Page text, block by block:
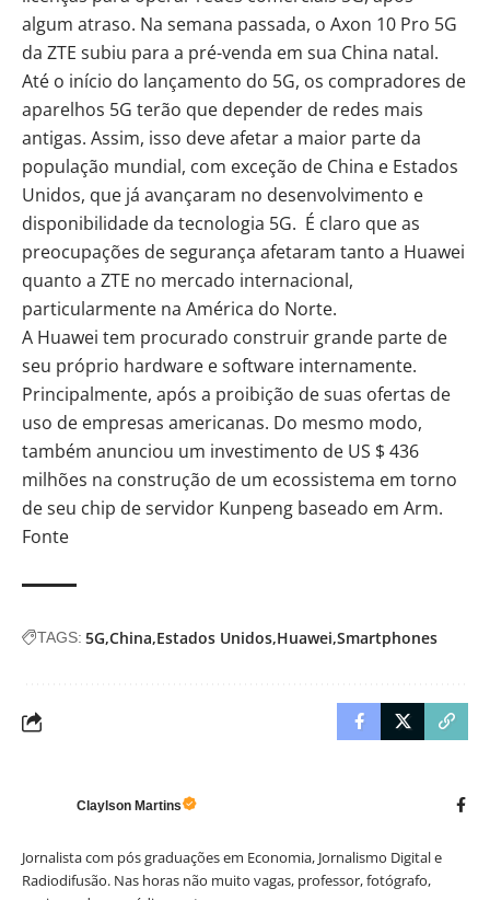
algum atraso. Na semana passada, o Axon 10 Pro 5G
da ZTE subiu para a pré-venda em sua China natal.
Até o início do lançamento do 5G, os compradores de
aparelhos 5G terão que depender de redes mais
antigas. Assim, isso deve afetar a maior parte da
população mundial, com exceção de China e Estados
Unidos, que já avançaram no desenvolvimento e
disponibilidade da tecnologia 5G. É claro que as
preocupações de segurança afetaram tanto a Huawei
quanto a ZTE no mercado internacional,
particularmente na América do Norte.
A Huawei tem procurado construir grande parte de
seu próprio hardware e software internamente.
Principalmente, após a proibição de suas ofertas de
uso de empresas americanas. Do mesmo modo,
também anunciou um investimento de US $ 436
milhões na construção de um ecossistema em torno
de seu chip de servidor Kunpeng baseado em Arm.
Fonte
TAGS: 5G China Estados Unidos Huawei Smartphones
Claylson Martins
Jornalista com pós graduações em Economia, Jornalismo Digital e
Radiodifusão. Nas horas não muito vagas, professor, fotógrafo,